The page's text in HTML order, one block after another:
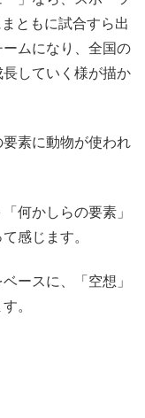
ともに試合すら出
ムになり、全国の
していく様が描か
素に動物が使われ
何かしらの要素」
感じます。
ースに、「空想」
。